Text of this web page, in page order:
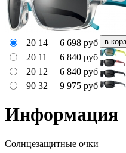
20 14 6 698 руб
20 11
6 840 руб
20 12
6 840 руб
90 32
9 975 руб
Информация
Солнцезащитные очки